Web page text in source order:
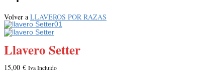
Volver a LLAVEROS POR RAZAS
Llavero Setter
15,00 € Iva Incluido